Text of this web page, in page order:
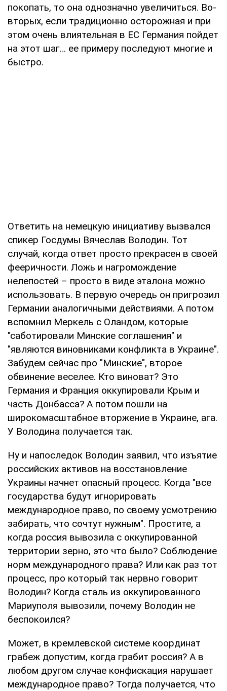
покопать, то она однозначно увеличиться. Во-
вторых, если традиционно осторожная и при
этом очень влиятельная в ЕС Германия пойдет
на этот шаг… ее примеру последуют многие и
быстро.
Ответить на немецкую инициативу вызвался
спикер Госдумы Вячеслав Володин. Тот
случай, когда ответ просто прекрасен в своей
фееричности. Ложь и нагромождение
нелепостей – просто в виде эталона можно
использовать. В первую очередь он пригрозил
Германии аналогичными действиями. А потом
вспомнил Меркель с Оландом, которые
"саботировали Минские соглашения" и
"являются виновниками конфликта в Украине".
Забудем сейчас про "Минские", второе
обвинение веселее. Кто виноват? Это
Германия и Франция оккупировали Крым и
часть Донбасса? А потом пошли на
широкомасштабное вторжение в Украине, ага.
У Володина получается так.
Ну и напоследок Володин заявил, что изъятие
российских активов на восстановление
Украины начнет опасный процесс. Когда "все
государства будут игнорировать
международное право, по своему усмотрению
забирать, что сочтут нужным". Простите, а
когда россия вывозила с оккупированной
территории зерно, это что было? Соблюдение
норм международного права? Или как раз тот
процесс, про который так нервно говорит
Володин? Когда сталь из оккупированного
Мариуполя вывозили, почему Володин не
беспокоился?
Может, в кремлевской системе координат
грабеж допустим, когда грабит россия? А в
любом другом случае конфискация нарушает
международное право? Тогда получается, что